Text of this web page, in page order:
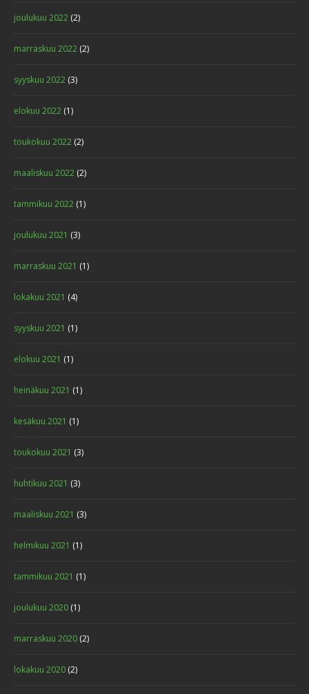
joulukuu 2022 (2)
marraskuu 2022 (2)
syyskuu 2022 (3)
elokuu 2022 (1)
toukokuu 2022 (2)
maaliskuu 2022 (2)
tammikuu 2022 (1)
joulukuu 2021 (3)
marraskuu 2021 (1)
lokakuu 2021 (4)
syyskuu 2021 (1)
elokuu 2021 (1)
heinäkuu 2021 (1)
kesäkuu 2021 (1)
toukokuu 2021 (3)
huhtikuu 2021 (3)
maaliskuu 2021 (3)
helmikuu 2021 (1)
tammikuu 2021 (1)
joulukuu 2020 (1)
marraskuu 2020 (2)
lokakuu 2020 (2)